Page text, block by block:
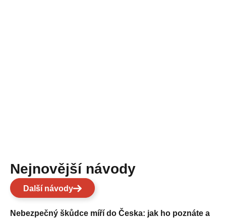
Nejnovější návody
Další návody
Nebezpečný škůdce míří do Česka: jak ho poznáte a